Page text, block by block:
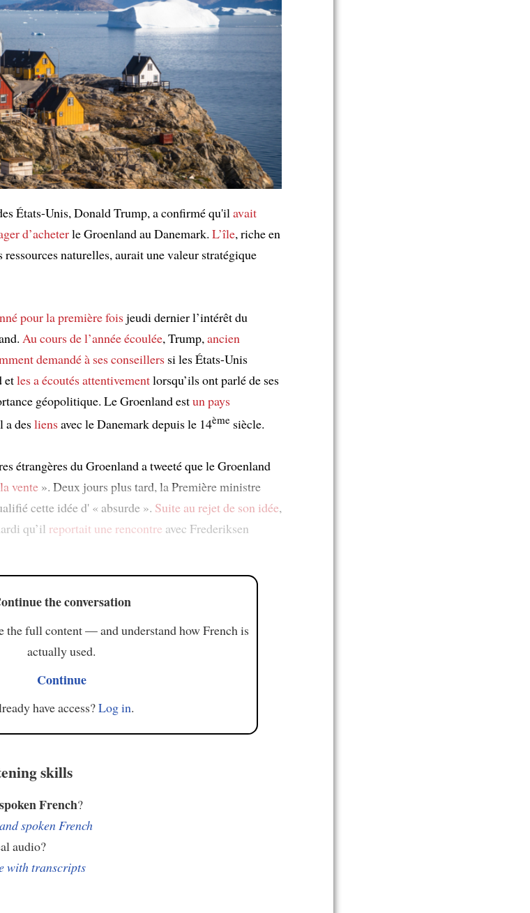
États-Unis, Donald Trump, a confirmé qu'ilavait
d’acheterle Groenland au Danemark. L’île, riche en
ressources naturelles, aurait une valeur stratégique
pour la première foisjeudi dernier l’intérêt du
Au cours de l’année écoulée, Trump,ancien
demandé à ses conseillers si les États-Unis
etles a écoutés attentivementlorsqu’ils ont parlé de ses
géopolitique. Le Groenland estun pays
a desliensavec le Danemark depuis le 14ème siècle.
étrangères du Groenland a tweeté que le Groenland
vente ». Deux jours plus tard, la Première ministre
cette idée d' « absurde ». Suite au rejet de son idée,
qu’il reportait une rencontre avec Frederiksen
the conversation
the full content — and understand how French is
actually used.
Continue
have access?Log in.
skills
French?
spoken French
audio?
with transcripts